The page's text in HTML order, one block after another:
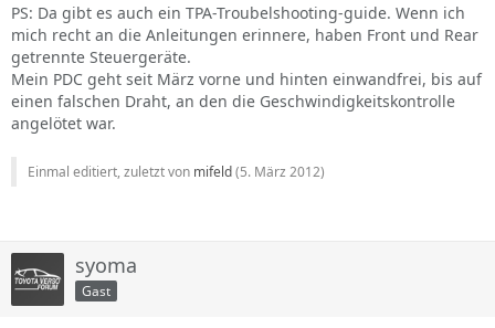
PS: Da gibt es auch ein TPA-Troubelshooting-guide. Wenn ich
mich recht an die Anleitungen erinnere, haben Front und Rear
getrennte Steuergeräte.
Mein PDC geht seit März vorne und hinten einwandfrei, bis auf
einen falschen Draht, an den die Geschwindigkeitskontrolle
angelötet war.
Einmal editiert, zuletzt von mifeld(5. März 2012)
syoma
Gast